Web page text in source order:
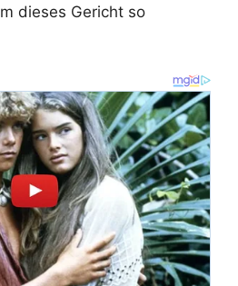
dieses Gericht so